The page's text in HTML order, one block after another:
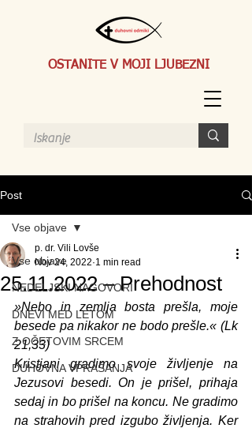
OSTANITE V MOJI LJUBEZNI
Post
Vse objave
NEDELJSKI NAGOVORI
DNEVI MED LETOM
Z OČETOVIM SRCEM
DUHOVNA VPRAŠANJA
Vse objave
25.11.2022 – Prehodnost
p. dr. Vili Lovše
Nov 24, 2022 1 min read
»Nebo in zemlja bosta prešla, moje
besede pa nikakor ne bodo prešle.« (Lk
21,33)
Kristjani gradimo svoje življenje na
Jezusovi besedi. On je prišel, prihaja
sedaj in bo prišel na koncu. Ne gradimo
na strahovih pred izgubo življenja. Ker